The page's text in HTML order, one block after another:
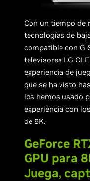
Con un tiempo de
tecnologías de
compatible con G-
televisores LG
experiencia de
que se ha visto
los hemos usado
experiencia con
de 8K.
GeForce
GPU para
Juega,